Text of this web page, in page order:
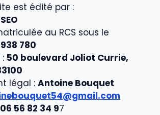
est édité par :
au RCS sous le
938 780
50 boulevard Joliot Currie,
légal : Antoine Bouquet
06 56 82 34 97